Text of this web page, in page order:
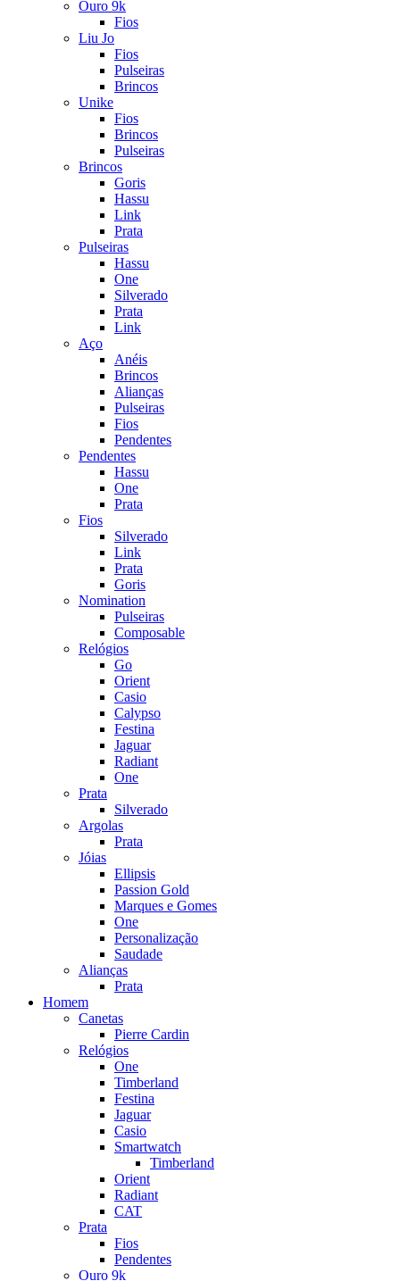
Ouro 9k
Fios
Liu Jo
Fios
Pulseiras
Brincos
Unike
Fios
Brincos
Pulseiras
Brincos
Goris
Hassu
Link
Prata
Pulseiras
Hassu
One
Silverado
Prata
Link
Aço
Anéis
Brincos
Alianças
Pulseiras
Fios
Pendentes
Pendentes
Hassu
One
Prata
Fios
Silverado
Link
Prata
Goris
Nomination
Pulseiras
Composable
Relógios
Go
Orient
Casio
Calypso
Festina
Jaguar
Radiant
One
Prata
Silverado
Argolas
Prata
Jóias
Ellipsis
Passion Gold
Marques e Gomes
One
Personalização
Saudade
Alianças
Prata
Homem
Canetas
Pierre Cardin
Relógios
One
Timberland
Festina
Jaguar
Casio
Smartwatch
Timberland
Orient
Radiant
CAT
Prata
Fios
Pendentes
Ouro 9k